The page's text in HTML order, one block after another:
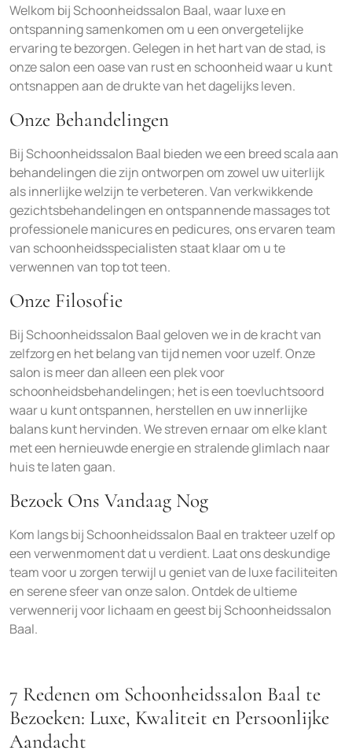
Welkom bij Schoonheidssalon Baal, waar luxe en
ontspanning samenkomen om u een onvergetelijke
ervaring te bezorgen. Gelegen in het hart van de stad, is
onze salon een oase van rust en schoonheid waar u kunt
ontsnappen aan de drukte van het dagelijks leven.
Onze Behandelingen
Bij Schoonheidssalon Baal bieden we een breed scala aan
behandelingen die zijn ontworpen om zowel uw uiterlijk
als innerlijke welzijn te verbeteren. Van verkwikkende
gezichtsbehandelingen en ontspannende massages tot
professionele manicures en pedicures, ons ervaren team
van schoonheidsspecialisten staat klaar om u te
verwennen van top tot teen.
Onze Filosofie
Bij Schoonheidssalon Baal geloven we in de kracht van
zelfzorg en het belang van tijd nemen voor uzelf. Onze
salon is meer dan alleen een plek voor
schoonheidsbehandelingen; het is een toevluchtsoord
waar u kunt ontspannen, herstellen en uw innerlijke
balans kunt hervinden. We streven ernaar om elke klant
met een hernieuwde energie en stralende glimlach naar
huis te laten gaan.
Bezoek Ons Vandaag Nog
Kom langs bij Schoonheidssalon Baal en trakteer uzelf op
een verwenmoment dat u verdient. Laat ons deskundige
team voor u zorgen terwijl u geniet van de luxe faciliteiten
en serene sfeer van onze salon. Ontdek de ultieme
verwennerij voor lichaam en geest bij Schoonheidssalon
Baal.
7 Redenen om Schoonheidssalon Baal te
Bezoeken: Luxe, Kwaliteit en Persoonlijke
Aandacht